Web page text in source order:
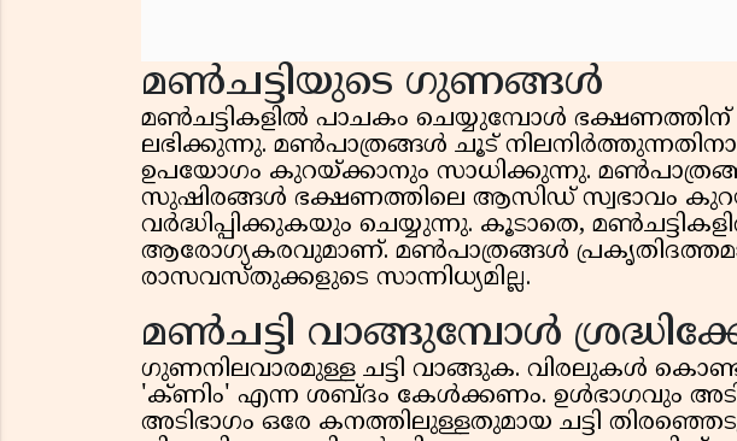
മൺചട്ടിയുടെ ഗുണങ്ങൾ
മൺചട്ടികളിൽ പാചകം ചെയ്യുമ്പോൾ
ലഭിക്കുന്നു. മൺപാത്രങ്ങൾ ചൂട്
ഉപയോഗം കുറയ്ക്കാനും സാധിക്കുന്നു.
സുഷിരങ്ങൾ ഭക്ഷണത്തിലെ ആസിഡ് സ്വഭാവം
വർദ്ധിപ്പിക്കുകയും ചെയ്യുന്നു. കൂടാതെ,
ആരോഗ്യകരവുമാണ്. മൺപാത്രങ്ങൾ
രാസവസ്തുക്കളുടെ സാന്നിധ്യമില്ല.
മൺചട്ടി വാങ്ങുമ്പോൾ
ഗുണനിലവാരമുള്ള ചട്ടി വാങ്ങുക. വിരലുകൾ
'ക്ണിം' എന്ന ശബ്ദം കേൾക്കണം. ഉൾഭാഗവും
അടിഭാഗം ഒരേ കനത്തിലുള്ളതുമായ ചട്ടി